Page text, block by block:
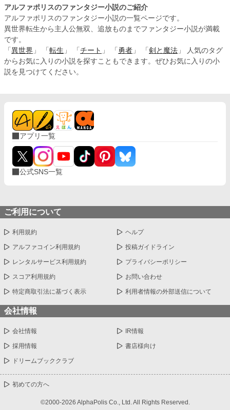
運命は辿りたくない！ 前世の因縁なんて無かったことにし
たい！ けれど、鱗も彼も気になって。 前世が火竜だったアル
フレアと、かつて彼女を殺した冒険者だったリジェンの、
「現世こそ、違うルートを模索します！」物語。
アルファポリスのファンタジー小説のご紹介
アルファポリスのファンタジー小説の一覧ページです。
異世界転生から主人公無双、追放ものまでファンタジー小説が満載
です。
「 異世界 」 「 転生 」 「 チート 」 「 勇者 」 「 剣と魔法 」 人気のタグ
からお気に入りの小説を探すこともできます。ぜひお気に入りの小
説を見つけてください。
アプリ一覧
公式SNS一覧
ご利用について
利用規約 ヘルプ
アルファコイン利用規約 投稿ガイドライン
レンタルサービス利用規約 プライバシーポリシー
スコア利用規約 お問い合わせ
特定商取引法に基づく表示 利用者情報の外部送信について
会社情報
会社情報 IR情報
採用情報 書店様向け
ドリームブッククラブ
初めての方へ
©2000-2026 AlphaPolis Co., Ltd. All Rights Reserved.